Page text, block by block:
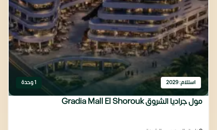
استلام: 2029 1 وحدة
مول جراديا الشروق Gradia Mall El Shorouk